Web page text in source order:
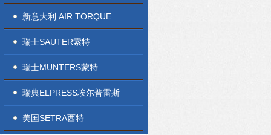
新意大利 AIR.TORQUE
瑞士SAUTER索特
瑞士MUNTERS蒙特
瑞典ELPRESS埃尔普雷斯
美国SETRA西特